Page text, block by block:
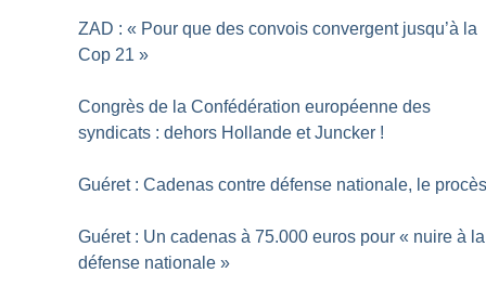
ZAD : « Pour que des convois convergent jusqu’à la
Cop 21 »
Congrès de la Confédération européenne des
syndicats : dehors Hollande et Juncker !
Guéret : Cadenas contre défense nationale, le
Guéret : Un cadenas à 75.000 euros pour « nuire à la
défense nationale »